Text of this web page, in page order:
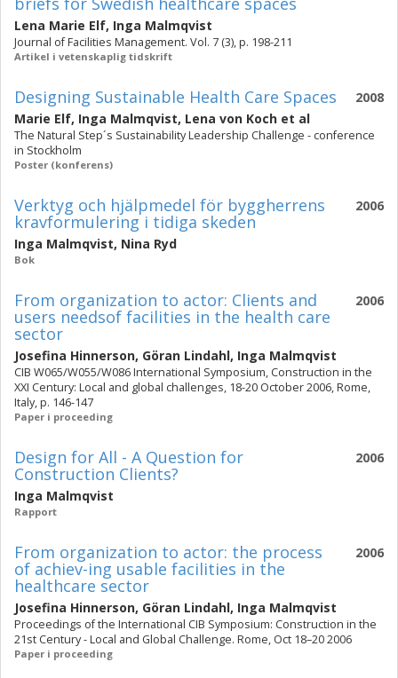
Lena Marie Elf, Inga Malmqvist
Journal of Facilities Management. Vol. 7 (3), p. 198-211
Artikel i vetenskaplig tidskrift
2008
Designing Sustainable Health Care Spaces
Marie Elf, Inga Malmqvist, Lena von Koch et al
The Natural Step´s Sustainability Leadership Challenge - conference
in Stockholm
Poster (konferens)
2006
Verktyg och hjälpmedel för byggherrens
kravformulering i tidiga skeden
Inga Malmqvist, Nina Ryd
Bok
2006
From organization to actor: Clients and
users needsof facilities in the health care
sector
Josefina Hinnerson, Göran Lindahl, Inga Malmqvist
CIB W065/W055/W086 International Symposium, Construction in the
XXI Century: Local and global challenges, 18-20 October 2006, Rome,
Italy, p. 146-147
Paper i proceeding
2006
Design for All - A Question for
Construction Clients?
Inga Malmqvist
Rapport
2006
From organization to actor: the process
of achiev-ing usable facilities in the
healthcare sector
Josefina Hinnerson, Göran Lindahl, Inga Malmqvist
Proceedings of the International CIB Symposium: Construction in the
21st Century - Local and Global Challenge. Rome, Oct 18–20 2006
Paper i proceeding